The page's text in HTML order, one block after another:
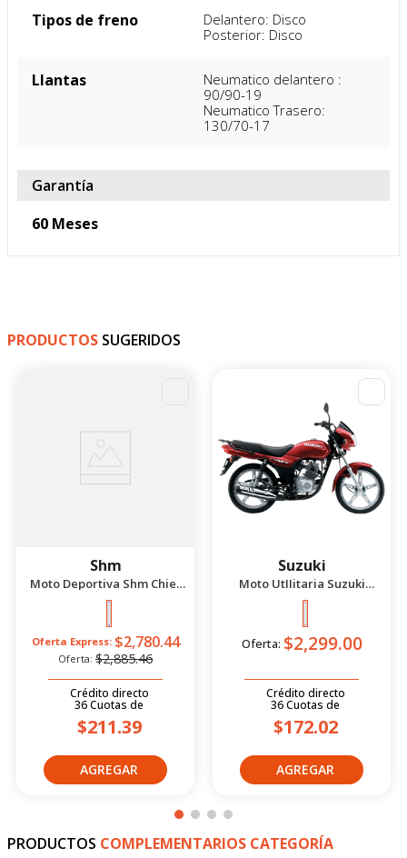
Tipos de freno
Delantero: Disco
Posterior: Disco
Llantas
Neumatico delantero :
90/90-19
Neumatico Trasero:
130/70-17
Garantía
60 Meses
PRODUCTOS SUGERIDOS
Shm
Moto Deportiva Shm Chief
2.5 Azul/Negro 2026
Oferta Express: $2,780.44
Oferta: $2,885.46
Crédito directo
36Cuotas de
$211.39
Suzuki
Moto UtIIitaria Suzuki
Gd115 Evolution Rojo 2026
Oferta: $2,299.00
Crédito directo
36Cuotas de
$172.02
PRODUCTOS COMPLEMENTARIOS CATEGORÍA